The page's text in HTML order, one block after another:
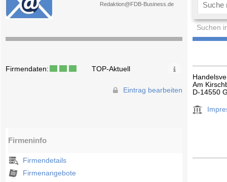
Redaktion@FDB-Business.de
Suchen
Firmendaten: TOP-Aktuell
Eintrag bearbeiten
Firmeninfo
Firmendetails
Firmenangebote
Am
D-14550